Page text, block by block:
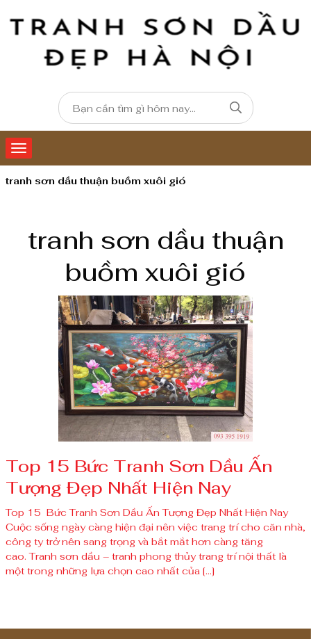
tranh sơn dầu thuận buồm xuôi gió
tranh sơn dầu thuận
buồm xuôi gió
Top 15 Bức Tranh Sơn Dầu Ấn
Tượng Đẹp Nhất Hiện Nay
Top 15 Bức Tranh Sơn Dầu Ấn Tượng Đẹp Nhất Hiện Nay
Cuộc sống ngày càng hiện đại nên việc trang trí cho căn nhà,
công ty trở nên sang trọng và bắt mắt hơn càng tăng
cao. Tranh sơn dầu – tranh phong thủy trang trí nội thất là
một trong những lựa chọn cao nhất của […]